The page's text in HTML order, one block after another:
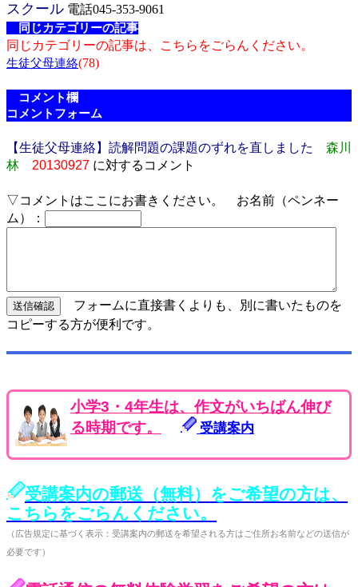
スクール 電話045-353-9061
同じカテゴリーの記事
同じカテゴリーの記事は、こちらをごらんください。
生徒父母連絡(78)
コメント欄
コメントフォーム
【生徒父母連絡】読解問題の課題のずれを直しました
森川
林
20130927 に対するコメント
▽コメントはここにお書きください。 お名前（ペンネー
ム）：
フォームに直接書くよりも、別に書いたものを
コピーする方が便利です。
小学3・4年生は、作文がいちばん伸び
る時期です。
受講案内
受講案内の郵送（無料）をご希望の方は、
こちらをごらんください。
（広告規定に基づく表示：受講案内の郵送を希望される方はご住所お名前などの送信が
必要です）